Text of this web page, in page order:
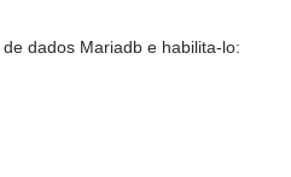
dados Mariadb e habilita-lo: